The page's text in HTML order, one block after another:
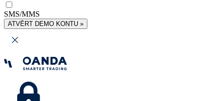
SMS/MMS
ATVĒRT DEMO KONTU »